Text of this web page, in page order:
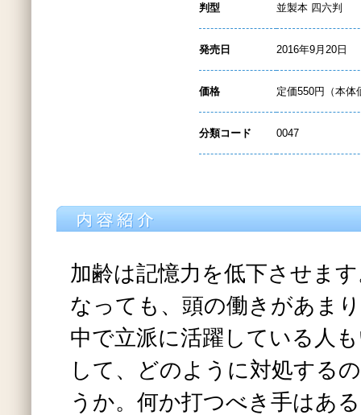
判型 並製本 四六判
発売日 2016年9月20日
価格 定価550円（本体
分類コード 0047
加齢は記憶力を低下させま
なっても、頭の働きがあま
中で立派に活躍している人
して、どのように対処する
うか。何か打つべき手はあ